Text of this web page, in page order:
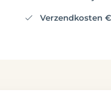
Verzendkosten